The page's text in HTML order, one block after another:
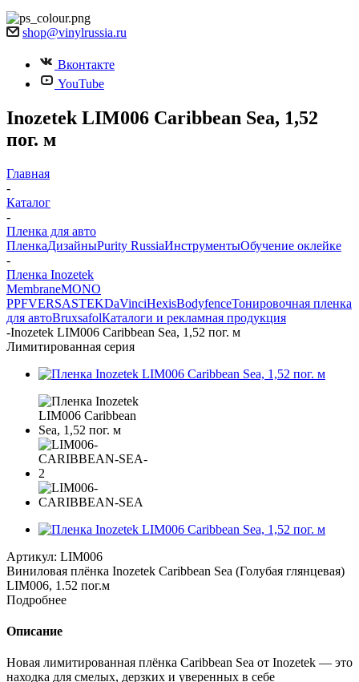
shop@vinylrussia.ru
Вконтакте
YouTube
Inozetek LIM006 Caribbean Sea, 1,52
пог. м
Главная
-
Каталог
-
Пленка для авто
ПленкаДизайныPurity RussiaИнструментыОбучение оклейке
-
Пленка Inozetek
MembraneMONO
PPFVERSASTEKDaVinciHexisBodyfenceТонировочная пленка
для автоBruxsafolКаталоги и рекламная продукция
-Inozetek LIM006 Caribbean Sea, 1,52 пог. м
Лимитированная серия
Артикул: LIM006
Виниловая плёнка Inozetek Caribbean Sea (Голубая глянцевая)
LIM006, 1.52 пог.м
Подробнее
Описание
Новая лимитированная плёнка Caribbean Sea от Inozetek — это
находка для смелых, дерзких и уверенных в себе